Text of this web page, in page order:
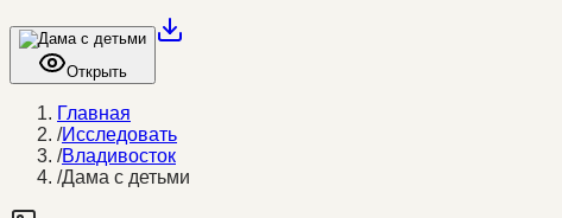
Открыть
Главная
/Исследовать
/Владивосток
/Дама с детьми